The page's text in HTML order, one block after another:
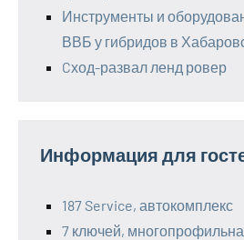
Инструменты и
ВВБ у гибридов в
Cход-развал ленд ровер
Информация для
187 Service, автокомплекс
7 ключей,